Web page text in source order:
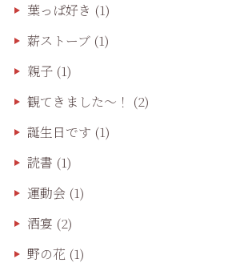
葉っぱ好き (1)
薪ストーブ(1)
親子(1)
観てきました〜！ (2)
誕生日です (1)
読書 (1)
運動会(1)
酒宴 (2)
野の花 (1)